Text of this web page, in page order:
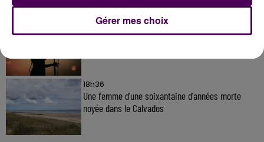
11 juillet 2026
Inscrivez-vous au casting The Voice & The Voice
18h36
Une femme d'une soixantaine d'années morte
noyée dans le Calvados
Gérer mes choix